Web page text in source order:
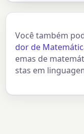
Você também
dor de
emas de
stas em